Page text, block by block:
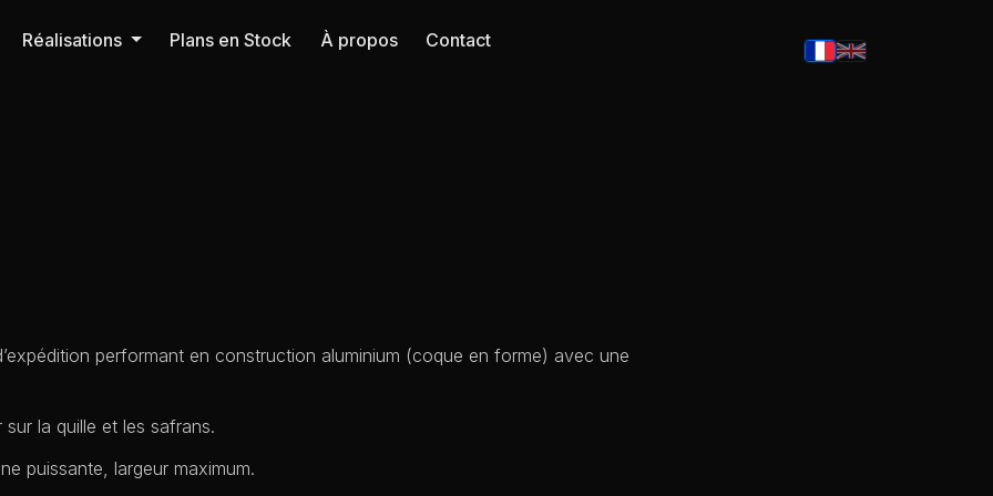
Réalisations Plans en Stock À propos Contact
performant en construction aluminium (coque en forme) avec une
la quille et les safrans.
puissante, largeur maximum.